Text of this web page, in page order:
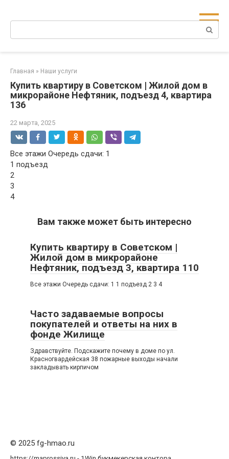
Поиск:
Главная » Наши услуги
Купить квартиру в Советском | Жилой дом в
микрорайоне Нефтяник, подъезд 4, квартира
136
22 марта, 2025
Все этажи Очередь сдачи: 1
1 подъезд
2
3
4
Вам также может быть интересно
Купить квартиру в Советском |
Жилой дом в микрорайоне
Нефтяник, подъезд 3, квартира 110
Все этажи Очередь сдачи: 1 1 подъезд 2 3 4
Часто задаваемые вопросы
покупателей и ответы на них в
фонде Жилище
Здравствуйте. Подскажите почему в доме по ул.
Красногвардейская 38 пожарные выходы начали
закладывать кирпичом
© 2025 fg-hmao.ru